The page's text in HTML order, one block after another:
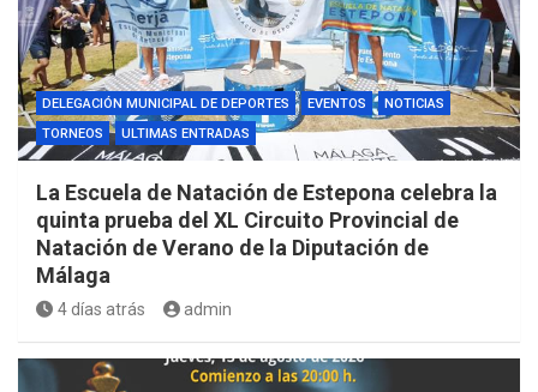
DELEGACIÓN MUNICIPAL DE DEPORTES EVENTOS
NOTICIAS
TORNEOS
ULTIMAS ENTRADAS
La Escuela de Natación de Estepona celebra la
quinta prueba del XL Circuito Provincial de
Natación de Verano de la Diputación de
Málaga
4 días atrás admin